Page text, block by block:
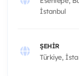
İstanbul
ŞEHIR
Türkiye,